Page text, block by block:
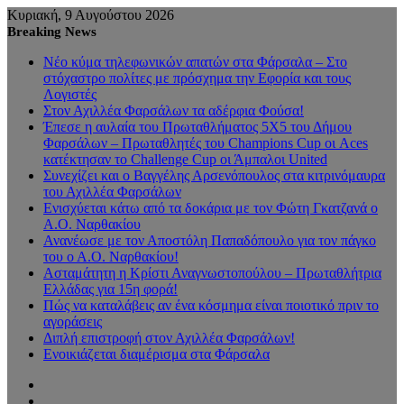
Κυριακή, 9 Αυγούστου 2026
Breaking News
Νέο κύμα τηλεφωνικών απατών στα Φάρσαλα – Στο
στόχαστρο πολίτες με πρόσχημα την Εφορία και τους
Λογιστές
Στον Αχιλλέα Φαρσάλων τα αδέρφια Φούσα!
Έπεσε η αυλαία του Πρωταθλήματος 5Χ5 του Δήμου
Φαρσάλων – Πρωταθλητές του Champions Cup οι Aces
κατέκτησαν το Challenge Cup οι Άμπαλοι United
Συνεχίζει και ο Βαγγέλης Αρσενόπουλος στα κιτρινόμαυρα
του Αχιλλέα Φαρσάλων
Ενισχύεται κάτω από τα δοκάρια με τον Φώτη Γκατζανά ο
Α.Ο. Ναρθακίου
Ανανέωσε με τον Αποστόλη Παπαδόπουλο για τον πάγκο
του ο Α.Ο. Ναρθακίου!
Ασταμάτητη η Κρίστι Αναγνωστοπούλου – Πρωταθλήτρια
Ελλάδας για 15η φορά!
Πώς να καταλάβεις αν ένα κόσμημα είναι ποιοτικό πριν το
αγοράσεις
Διπλή επιστροφή στον Αχιλλέα Φαρσάλων!
Ενοικιάζεται διαμέρισμα στα Φάρσαλα